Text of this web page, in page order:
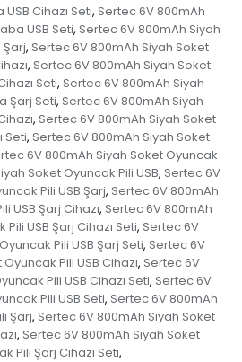
Cihazı Seti, Sertec 6V 800mAh
USB Seti, Sertec 6V 800mAh Siyah
, Sertec 6V 800mAh Siyah Soket
, Sertec 6V 800mAh Siyah Soket
Seti, Sertec 6V 800mAh Siyah
Şarj Seti, Sertec 6V 800mAh Siyah
, Sertec 6V 800mAh Siyah Soket
Seti, Sertec 6V 800mAh Siyah Soket
6V 800mAh Siyah Soket Oyuncak
Soket Oyuncak Pili USB, Sertec 6V
Pili USB Şarj, Sertec 6V 800mAh
USB Şarj Cihazı, Sertec 6V 800mAh
USB Şarj Cihazı Seti, Sertec 6V
Pili USB Şarj Seti, Sertec 6V
Pili USB Cihazı, Sertec 6V
Pili USB Cihazı Seti, Sertec 6V
Pili USB Seti, Sertec 6V 800mAh
Şarj, Sertec 6V 800mAh Siyah Soket
, Sertec 6V 800mAh Siyah Soket
Pili Şarj Cihazı Seti,